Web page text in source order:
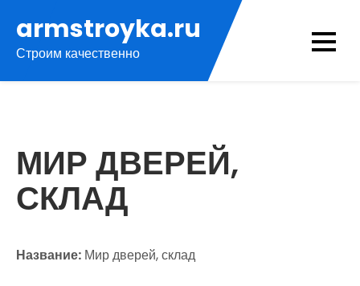
содержимому
armstroyka.ru
Строим качественно
МИР ДВЕРЕЙ,
СКЛАД
Название: Мир дверей, склад